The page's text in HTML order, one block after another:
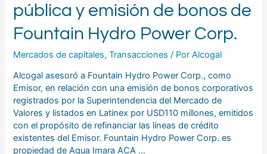
pública y emisión de bonos de
Fountain Hydro Power Corp.
Mercados de capitales,Transacciones / PorAlcogal
Alcogal asesoró a Fountain Hydro Power Corp., como
Emisor, en relación con una emisión de bonos corporativos
registrados por la Superintendencia del Mercado de
Valores y listados en Latinex por USD110 millones, emitidos
con el propósito de refinanciar las líneas de crédito
existentes del Emisor. Fountain Hydro Power Corp. es
propiedad de Agua Imara ACA …